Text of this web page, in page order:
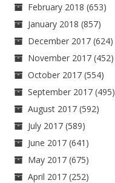
February 2018 (653)
January 2018 (857)
December 2017 (624)
November 2017 (452)
October 2017 (554)
September 2017 (495)
August 2017 (592)
July 2017 (589)
June 2017 (641)
May 2017 (675)
April 2017 (252)